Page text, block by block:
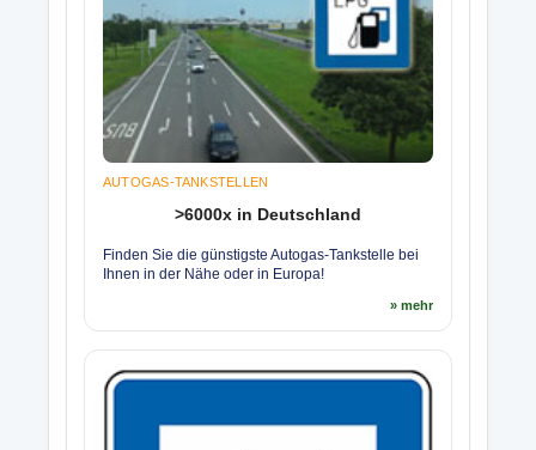
AUTOGAS-TANKSTELLEN
>6000x in Deutschland
Finden Sie die günstigste Autogas-Tankstelle bei
Ihnen in der Nähe oder in Europa!
» mehr